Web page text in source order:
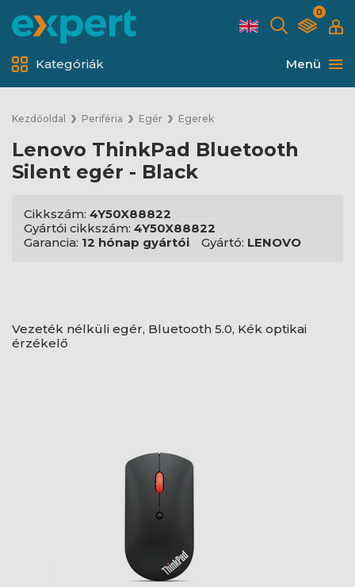
0
Menü
Kategóriák
Kezdőoldal Periféria Egér Egerek
Lenovo ThinkPad Bluetooth
Silent egér - Black
Cikkszám: 4Y50X88822
Gyártói cikkszám: 4Y50X88822
Garancia: 12 hónap gyártói Gyártó: LENOVO
Vezeték nélküli egér, Bluetooth 5.0, Kék optikai
érzékelő